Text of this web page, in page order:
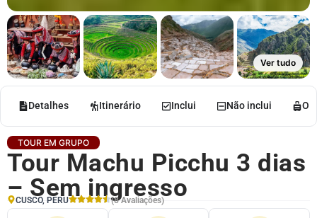
Ver tudo
Detalhes Itinerário Inclui Não inclui O
TOUR EM GRUPO
Tour Machu Picchu 3 dias
– Sem ingresso
CUSCO, PERU (8 Avaliações)